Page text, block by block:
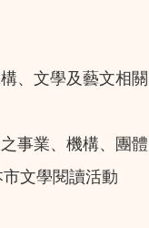
、文學及藝文相關
事業、機構、團體
文學閱讀活動